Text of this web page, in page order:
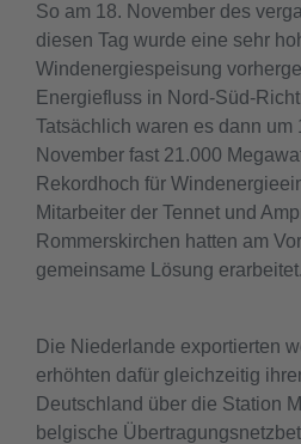
So am 18. November des
diesen Tag wurde eine sehr
Windenergiespeisung
Energiefluss in Nord-Süd-
Tatsächlich waren es dann um
November fast 21.000
Rekordhoch für
Mitarbeiter der Tennet und
Rommerskirchen hatten am
gemeinsame Lösung erarbeitet.
Die Niederlande exportierten
erhöhten dafür gleichzeitig
Deutschland über die Station
belgische